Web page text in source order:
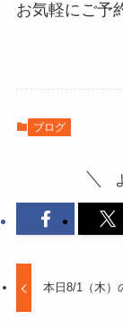
お気軽にご予
ブログ
本日8/1（木）